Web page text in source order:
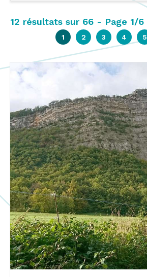
12 résultats sur 66 - Page 1/6
1 2 3 4 5